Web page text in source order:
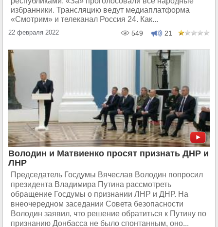
избранники. Трансляцию ведут медиаплатформа
«Смотрим» и телеканал Россия 24. Как...
22 февраля 2022 549 21
Володин и Матвиенко просят признать ДНР и
ЛНР
Председатель Госдумы Вячеслав Володин попросил
президента Владимира Путина рассмотреть
обращение Госдумы о признании ЛНР и ДНР. На
внеочередном заседании Совета безопасности
Володин заявил, что решение обратиться к Путину по
признанию Донбасса не было спонтанным, оно...